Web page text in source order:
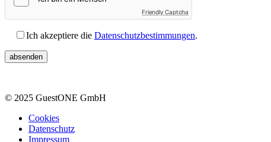
Friendly Captcha
Ich akzeptiere die Datenschutzbestimmungen.
© 2025 GuestONE GmbH
Cookies
Datenschutz
Impressum